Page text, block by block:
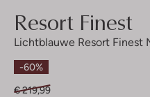
Resort Finest
Lichtblauwe Resort Finest
-60%
€ 219,99